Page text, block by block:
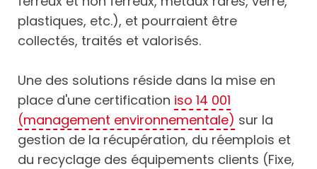
plastiques, etc.), et pourraient être
collectés, traités et valorisés.
Une des solutions réside dans la mise en
place d'une certification iso 14 001
(management environnementale) sur la
gestion de la récupération, du réemplois et
du recyclage des équipements clients (Fixe,